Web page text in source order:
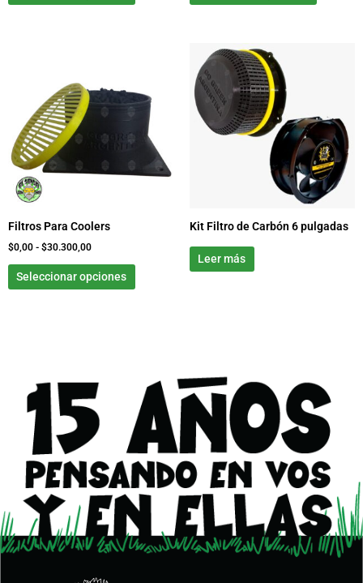
Filtros Para Coolers
$0,00 - $30.300,00
desde
$0,00
hasta
Seleccionar opciones
múltiples
variantes.
Las
opciones
se
página
Kit Filtro de Carbón 6 pulgadas
Leer más